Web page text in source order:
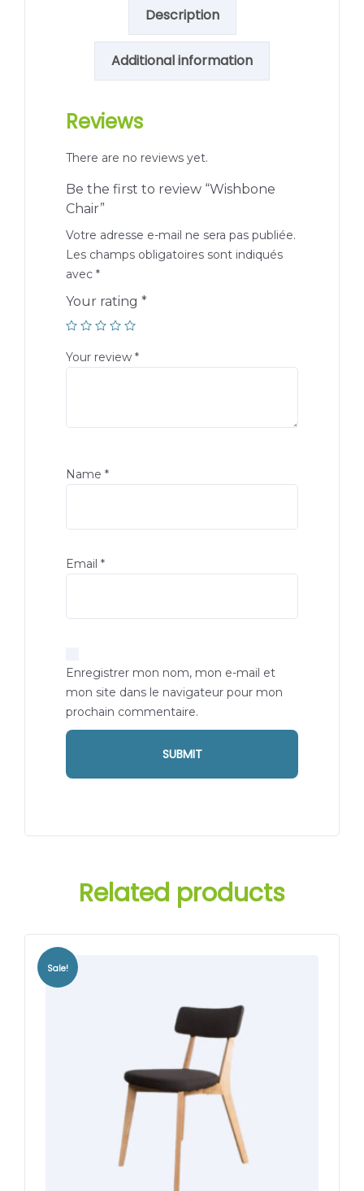
Description
Additional information
Reviews
There are no reviews yet.
Be the first to review “Wishbone
Chair”
Votre adresse e-mail ne sera pas publiée.
Les champs obligatoires sont indiqués
avec *
Your rating *
Your review *
Name *
Email *
Enregistrer mon nom, mon e-mail et
mon site dans le navigateur pour mon
prochain commentaire.
Related products
Sale!